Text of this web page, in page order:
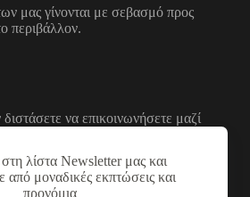
λίστα Newsletter μας και
από μοναδικές εκπτώσεις και
προνόμια
μας γίνονται με σεβασμό προς
περιβάλλον.
να επικοινωνήσετε μαζί
19, ΤΚ 53100, Φλώρινα,